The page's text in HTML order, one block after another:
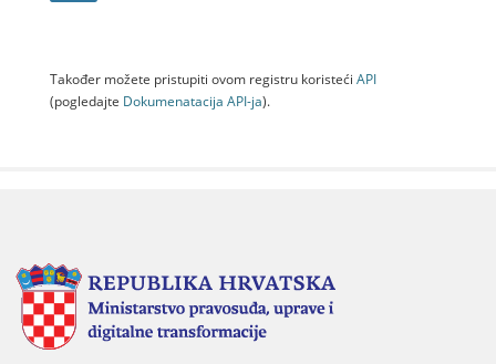
Također možete pristupiti ovom registru koristeći API
(pogledajte Dokumenаtаcijа API-jа).